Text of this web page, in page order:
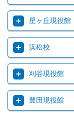
星ヶ丘現役館
浜松校
刈谷現役館
豊田現役館